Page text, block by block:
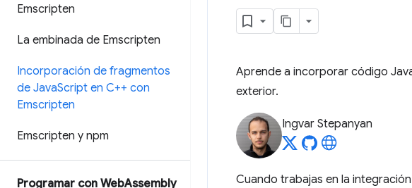
Emscripten
La embinada de Emscripten
Incorporación de fragmentos
de JavaScript en C++ con
Emscripten
Emscripten y npm
Programar con WebAssembly
Aprende a incorporar código
exterior.
Ingvar Stepanyan
Cuando trabajas en la